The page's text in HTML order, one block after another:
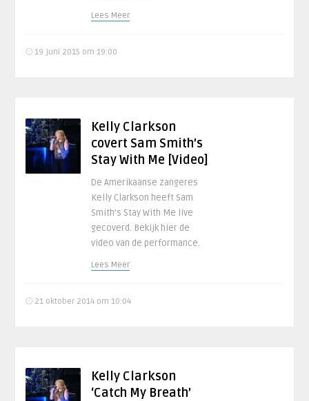
Lees Meer
19 juni 2015 om 19:00
Kelly Clarkson
covert Sam Smith’s
Stay With Me [Video]
De Amerikaanse zangeres
Kelly Clarkson heeft Sam
Smith’s Stay With Me live
gecoverd. Bekijk hier de
video van de performance.
Lees Meer
21 oktober 2014 om 10:04
Kelly Clarkson
‘Catch My Breath’